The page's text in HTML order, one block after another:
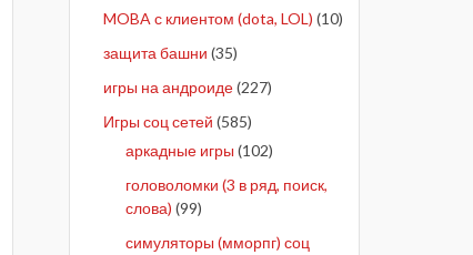
MOBA с клиентом (dota, LOL) (10)
защита башни (35)
игры на андроиде(227)
Игры соц сетей (585)
аркадные игры (102)
головоломки (3 в ряд, поиск,
слова) (99)
симуляторы (мморпг) соц